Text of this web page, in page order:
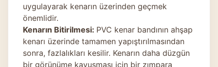
uygulayarak kenarın üzerinden geçmek
önemlidir.
Kenarın Bitirilmesi: PVC kenar bandının ahşap
kenarı üzerinde tamamen yapıştırılmasından
sonra, fazlalıkları kesilir. Kenarın daha düzgün
bir görünüme kavuşması için bir zımpara